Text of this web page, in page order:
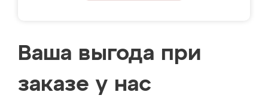
Ваша выгода при
заказе у нас